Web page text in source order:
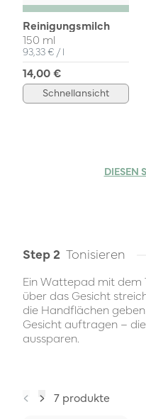
Reinigungsmilch
150 ml
Einzelpreis
93,33 € / pro
l
14,00 €
Schnellansicht
DIESEN
Step 2 Tonisieren
Ein Wattepad mit dem
über das Gesicht
die Handflächen
Gesicht auftragen –
aussparen.
7 produkte